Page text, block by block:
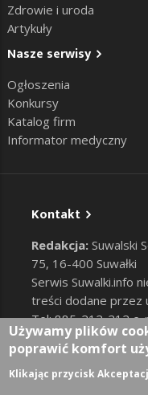
Zdrowie i uroda
Artykuły
Nasze serwisy
Ogłoszenia
Konkursy
Katalog firm
Informator medyczny
Kontakt
Redakcja: Suwalski
75, 16-400 Suwałki
Serwis Suwalki.info
treści dodane przez
Tel: 885-212-212 e-
reklama@suwalki.info
RODO |Cookies
User account menu
Zaloguj
Używamy plików
poprawić komfort
Klikając przycisk